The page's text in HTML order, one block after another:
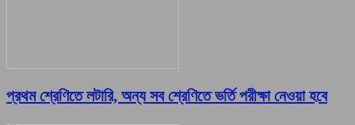
প্রথম শ্রেণিতে লটারি, অন্য সব শ্রেণিতে ভর্তি পরীক্ষা নেওয়া হবে